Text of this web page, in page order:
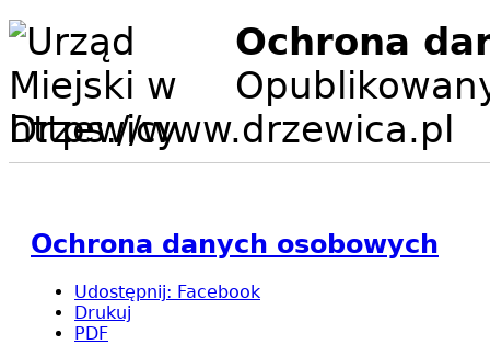
Ochrona
https://www.drzewica.pl
Ochrona danych osobowych
Udostępnij: Facebook
Drukuj
PDF